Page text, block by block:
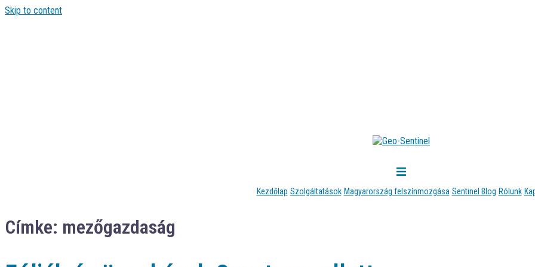
Skip to content
Kezdőlap Szolgáltatások Magyarország felszínmozgása Sentinel Blog Rólunk
Címke: mezőgazdaság